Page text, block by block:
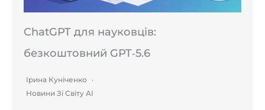
ChatGPT для науковців:
безкоштовний GPT‑5.6
Ірина Куніченко
Новини Зі Світу AI